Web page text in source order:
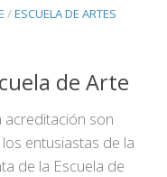
/ESCUELA DE ARTES
de Arte
son
entusiastas de la
de la Escuela de